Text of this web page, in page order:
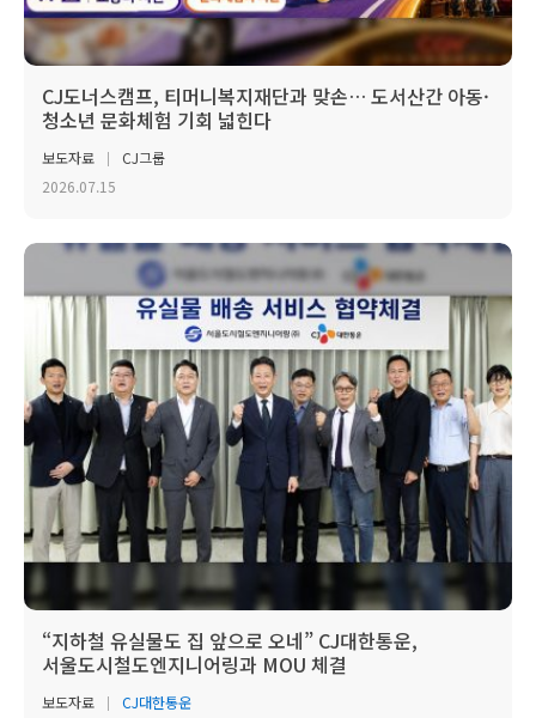
CJ도너스캠프, 티머니복지재단과 맞손… 도서산간 아동·
청소년 문화체험 기회 넓힌다
보도자료
CJ그룹
2026.07.15
“지하철 유실물도 집 앞으로 오네” CJ대한통운,
서울도시철도엔지니어링과 MOU 체결
보도자료
CJ대한통운